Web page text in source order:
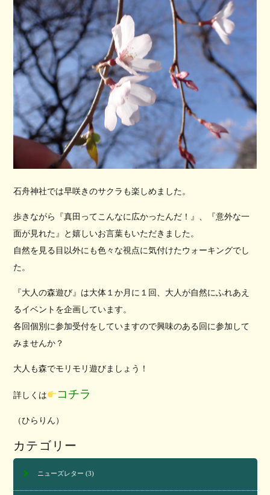
石舟神社では早咲きのサクラも楽しめました。
歩きながら『真田ってこんなに広かったんだ！』、『意外な一
面が見れた』と嬉しいお言葉もいただきました。
自然を見る目以外にも色々な視点に気付けたウォーキングでし
た。
『大人の森遊び』は大体１か月に１回、大人が自然にふれあえ
るイベントを企画しています。
各回個別に参加受付をしていますので興味のある回に参加して
みませんか？
大人も森でモリモリ遊びましょう！
詳しくは コチラ
（ひらりん）
カテゴリー
ニューズレター (3)